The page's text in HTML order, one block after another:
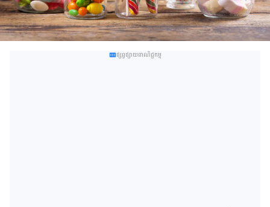
ផ្សព្វផ្សាយពាណិជ្ជកម្ម